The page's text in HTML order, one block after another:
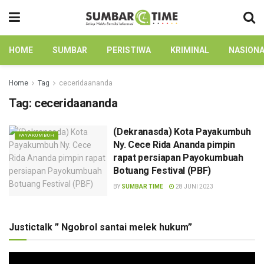
HOME SUMBAR PERISTIWA KRIMINAL
Home Tag ceceridaananda
Tag: ceceridaananda
PAYAKUMBUH
(Dekranasda) Kota Payakumbuh
Ny. Cece Rida Ananda pimpin
rapat persiapan Payokumbuah
Botuang Festival (PBF)
BY SUMBAR TIME 28 JUNI 2023
Justictalk ” Ngobrol santai melek hukum”